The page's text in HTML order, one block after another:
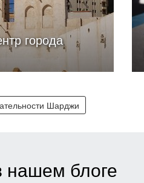
города
Шарджи
нашем блоге